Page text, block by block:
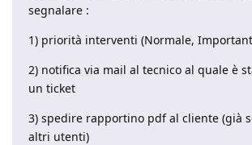
segnalare :
1) priorità interventi (Normale,
2) notifica via mail al tecnico al quale è
un ticket
3) spedire rapportino pdf al cliente (già
altri utenti)